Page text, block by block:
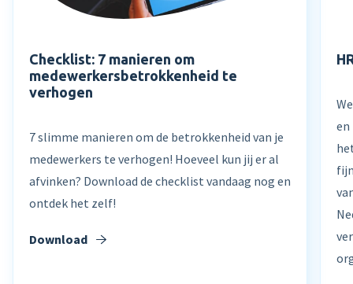
Checklist: 7 manieren om
medewerkersbetrokkenheid te
verhogen
7 slimme manieren om de betrokkenheid van je
medewerkers te verhogen! Hoeveel kun jij er al
afvinken? Download de checklist vandaag nog en
ontdek het zelf!
Download
en